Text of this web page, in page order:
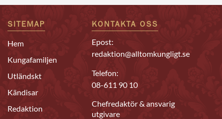
SITEMAP
Hem
Kungafamiljen
Utländskt
Kändisar
Redaktion
KONTAKTA OSS
Epost:
redaktion@alltomkungligt.se
Telefon:
08-611 90 10
Chefredaktör & ansvarig
utgivare